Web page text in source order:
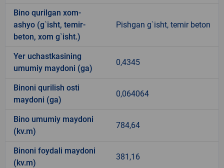
Bino qurilgan xom-
ashyo (g`isht, temir-
beton, xom g`isht.)
Pishgan g`isht, temir beton
Yer uchastkasining
umumiy maydoni (ga)
0,4345
Binoni qurilish osti
maydoni (ga)
0,064064
Bino umumiy maydoni
(kv.m)
784,64
Binoni foydali maydoni
(kv.m)
381,16